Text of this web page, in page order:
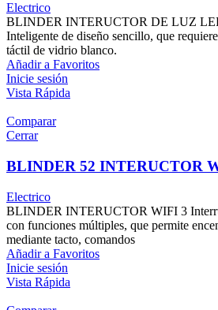
Electrico
BLINDER INTERUCTOR DE LUZ
Inteligente de diseño sencillo, que
táctil de vidrio blanco.
Añadir a Favoritos
Inicie sesión
Vista Rápida
Comparar
Cerrar
BLINDER 52 INTERUCTOR
Electrico
BLINDER INTERUCTOR WIFI 3
con funciones múltiples, que permite
mediante tacto, comandos
Añadir a Favoritos
Inicie sesión
Vista Rápida